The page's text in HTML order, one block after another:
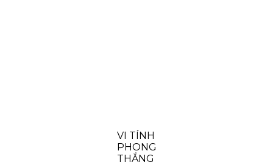
VI TÍNH
PHONG
THẮNG